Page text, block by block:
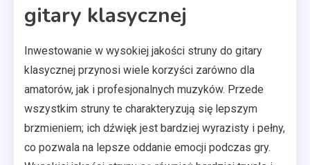
gitary klasycznej
Inwestowanie w wysokiej jakości struny do gitary
klasycznej przynosi wiele korzyści zarówno dla
amatorów, jak i profesjonalnych muzyków. Przede
wszystkim struny te charakteryzują się lepszym
brzmieniem; ich dźwięk jest bardziej wyrazisty i pełny,
co pozwala na lepsze oddanie emocji podczas gry.